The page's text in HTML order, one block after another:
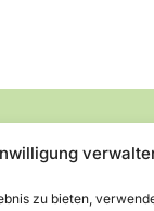
zu bieten,
Leckerlife